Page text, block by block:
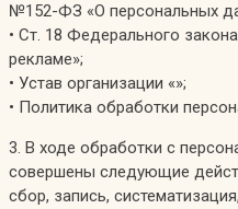
№152-ФЗ «О персональных
• Ст. 18 Федерального
рекламе»;
• Устав организации «»;
• Политика обработки
3. В ходе обработки с
совершены следующие
сбор, запись,